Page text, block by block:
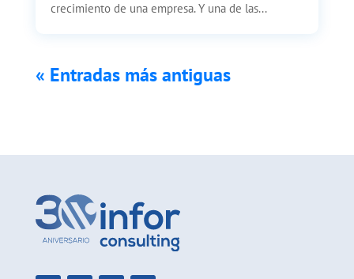
crecimiento de una empresa. Y una de las...
« Entradas más antiguas